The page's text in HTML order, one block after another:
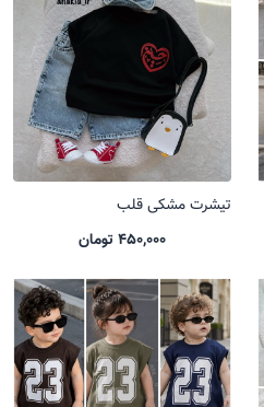
تیشرت مشکی قلب
450,000 تومان